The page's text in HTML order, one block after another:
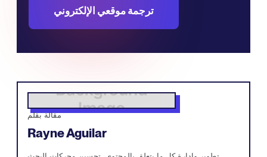
ترجمة موقعي الإلكتروني
مقالة بقلم
Rayne Aguilar